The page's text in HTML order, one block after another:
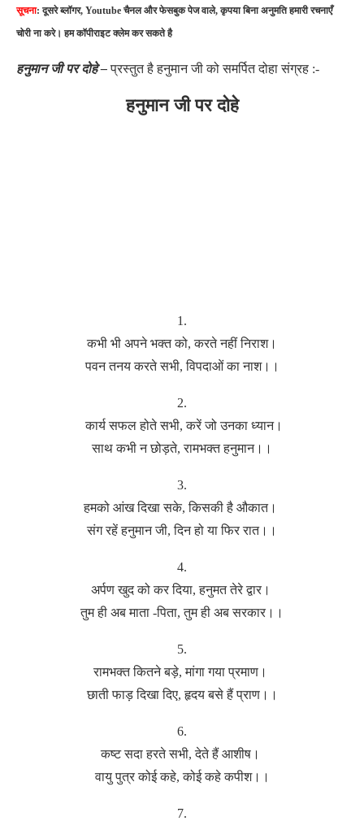
सूचना: दूसरे ब्लॉगर, Youtube चैनल और फेसबुक पेज वाले, कृपया बिना अनुमति हमारी रचनाएँ
चोरी ना करे। हम कॉपीराइट क्लेम कर सकते है
हनुमान जी पर दोहे –प्रस्तुत है हनुमान जी को समर्पित दोहा संग्रह :-
हनुमान जी पर दोहे
1.
कभी भी अपने भक्त को, करते नहीं निराश।
पवन तनय करते सभी, विपदाओं का नाश।।
2.
कार्य सफल होते सभी, करें जो उनका ध्यान।
साथ कभी न छोड़ते, रामभक्त हनुमान।।
3.
हमको आंख दिखा सके, किसकी है औकात।
संग रहें हनुमान जी, दिन हो या फिर रात।।
4.
अर्पण खुद को कर दिया, हनुमत तेरे द्वार।
तुम ही अब माता -पिता, तुम ही अब सरकार।।
5.
रामभक्त कितने बड़े, मांगा गया प्रमाण।
छाती फाड़ दिखा दिए, हृदय बसे हैं प्राण।।
6.
कष्ट सदा हरते सभी, देते हैं आशीष।
वायु पुत्र कोई कहे, कोई कहे कपीश।।
7.